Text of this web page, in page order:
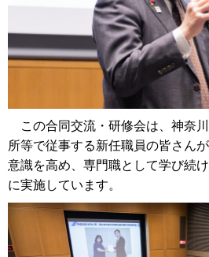
この合同交流・研修会は、神奈
所等で従事する新任職員の皆さん
意識を高め、専門職として学び続
に実施しています。